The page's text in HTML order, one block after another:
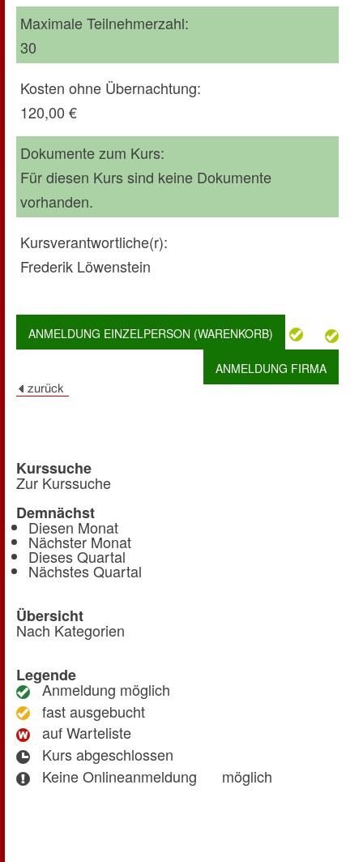
Maximale Teilnehmerzahl:
30
Kosten ohne Übernachtung:
120,00 €
Dokumente zum Kurs:
Für diesen Kurs sind keine Dokumente
vorhanden.
Kursverantwortliche(r):
Frederik Löwenstein
ANMELDUNG EINZELPERSON (WARENKORB)
ANMELDUNG FIRMA
Kurssuche
Zur Kurssuche
Demnächst
Diesen Monat
Nächster Monat
Dieses Quartal
Nächstes Quartal
Übersicht
Nach Kategorien
Legende
Anmeldung möglich
fast ausgebucht
auf Warteliste
Kurs abgeschlossen
Keine Onlineanmeldung
möglich